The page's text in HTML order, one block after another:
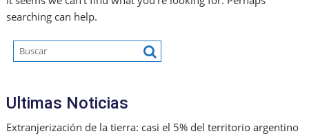
searching can help.
Ultimas Noticias
Extranjerización de la tierra: casi el 5% del territorio argentino